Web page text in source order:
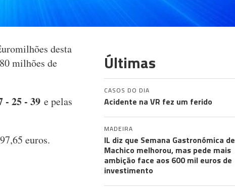
desta
milhões de
- 25 - 39 e pelas
euros.
Últimas
CASOS DO DIA
Acidente na VR fez um ferido
MADEIRA
IL diz que Semana Gastronómica de
Machico melhorou, mas pede mais
ambição face aos 600 mil euros de
investimento